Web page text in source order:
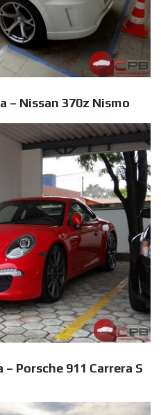
– Nissan 370z Nismo
– Porsche 911 Carrera S